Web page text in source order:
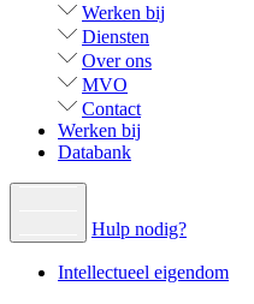
Werken bij
Diensten
Over ons
MVO
Contact
Werken bij
Databank
Hulp nodig?
Intellectueel eigendom